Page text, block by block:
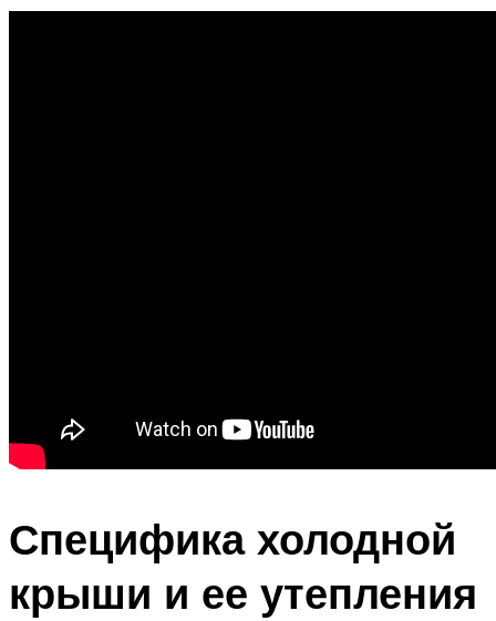
Специфика холодной
крыши и ее утепления